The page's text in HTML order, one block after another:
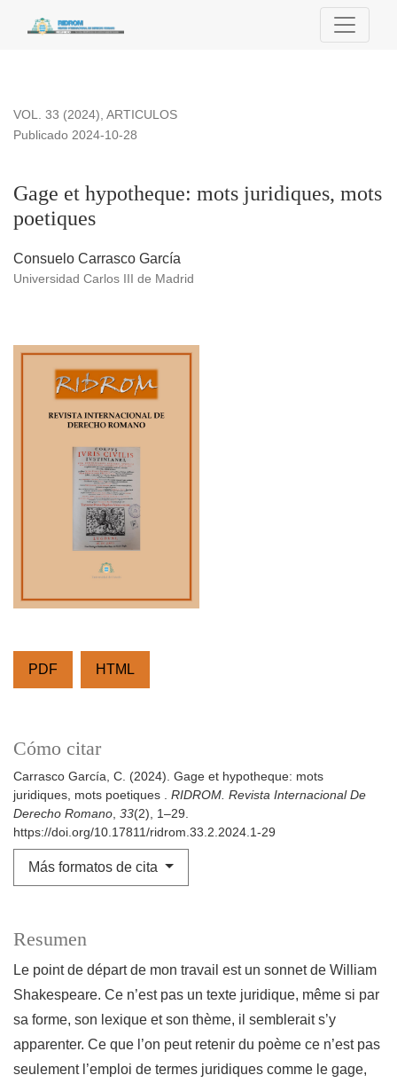
Gage et hypotheque: mots juridiques, mots poetiques
VOL. 33 (2024), ARTICULOS
Gage et hypotheque: mots juridiques, mots
poetiques
Publicado 2024-10-28
Consuelo Carrasco García
Universidad Carlos III de Madrid
PDF HTML
Cómo citar
Carrasco García, C. (2024). Gage et hypotheque: mots
juridiques, mots poetiques . RIDROM. Revista Internacional De
Derecho Romano, 33(2), 1–29.
https://doi.org/10.17811/ridrom.33.2.2024.1-29
Más formatos de cita
Resumen
Le point de départ de mon travail est un sonnet de William
Shakespeare. Ce n’est pas un texte juridique, même si par
sa forme, son lexique et son thème, il semblerait s’y
apparenter. Ce que l’on peut retenir du poème ce n’est pas
seulement l’emploi de termes juridiques comme le gage,